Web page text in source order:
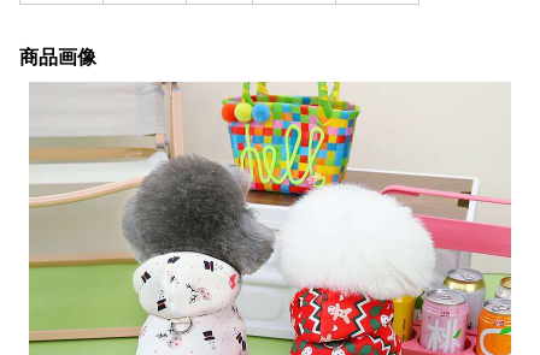
商品画像